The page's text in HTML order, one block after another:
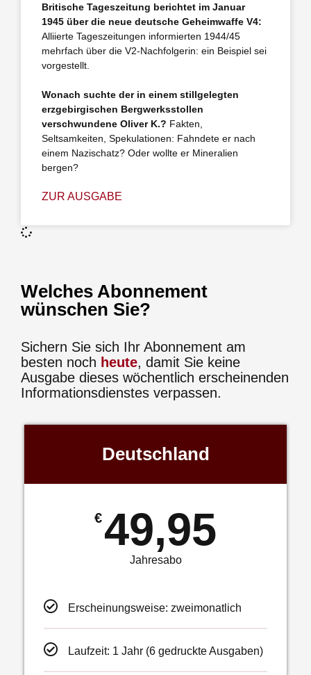
Britische Tageszeitung berichtet im Januar
1945 über die neue deutsche Geheimwaffe V4:
Alliierte Tageszeitungen informierten 1944/45
mehrfach über die V2-Nachfolgerin: ein Beispiel sei
vorgestellt.
Wonach suchte der in einem stillgelegten
erzgebirgischen Bergwerksstollen
verschwundene Oliver K.? Fakten,
Seltsamkeiten, Spekulationen: Fahndete er nach
einem Nazischatz? Oder wollte er Mineralien
bergen?
ZUR AUSGABE
Welches Abonnement
wünschen Sie?
Sichern Sie sich Ihr Abonnement am
besten noch heute, damit Sie keine
Ausgabe dieses wöchentlich erscheinenden
Informationsdienstes verpassen.
Deutschland
€49,95
Jahresabo
Erscheinungsweise: zweimonatlich
Laufzeit: 1 Jahr (6 gedruckte Ausgaben)